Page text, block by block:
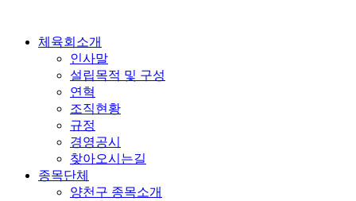
체육회소개
인사말
설립목적 및 구성
연혁
조직현황
규정
경영공시
찾아오시는길
종목단체
양천구 종목소개